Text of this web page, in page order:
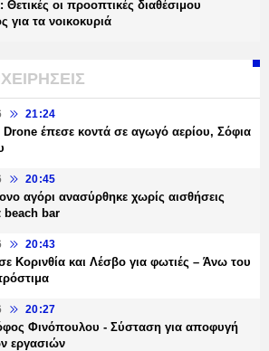
οι προοπτικές διαθέσιμου
για τα νοικοκυριά
21:24
Drone έπεσε κοντά σε αγωγό αερίου, Σόφια
20:45
αγόρι ανασύρθηκε χωρίς αισθήσεις
beach bar
20:43
Κορινθία και Λέσβο για φωτιές – Άνω του
20:27
Φινόπουλου - Σύσταση για αποφυγή
εργασιών